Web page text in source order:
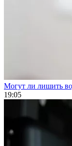
Могут ли лишить
19:05